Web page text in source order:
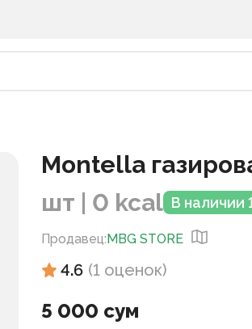
Montella
шт | 0 kcal В наличии
Продавец:MBG STORE
4.6 (1 оценок)
5 000 сум